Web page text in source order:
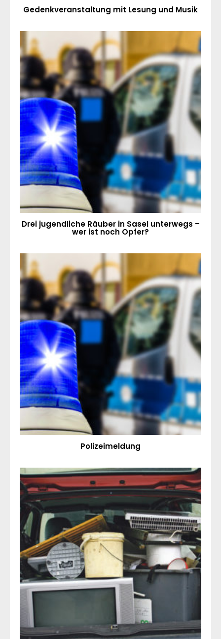
Gedenkveranstaltung mit Lesung und Musik
Drei jugendliche Räuber in Sasel unterwegs –
wer ist noch Opfer?
Polizeimeldung